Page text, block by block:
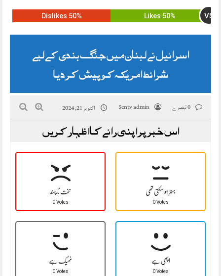
50% Likes VS
50% Dislikes
اسرائیل نے لبنان میں جنگ بندی کے لیے
شرائط امریکہ کو پیش کر دیا
5cntv admin اکتوبر 21, 2024
اس خبر پر اپنی رائے کا اظہار کریں
سخت نا پسند
0 Votes
بہتر ہو سکتی تھی
0 Votes
ٹھیک ہے
0 Votes
اچھی ہے
0 Votes